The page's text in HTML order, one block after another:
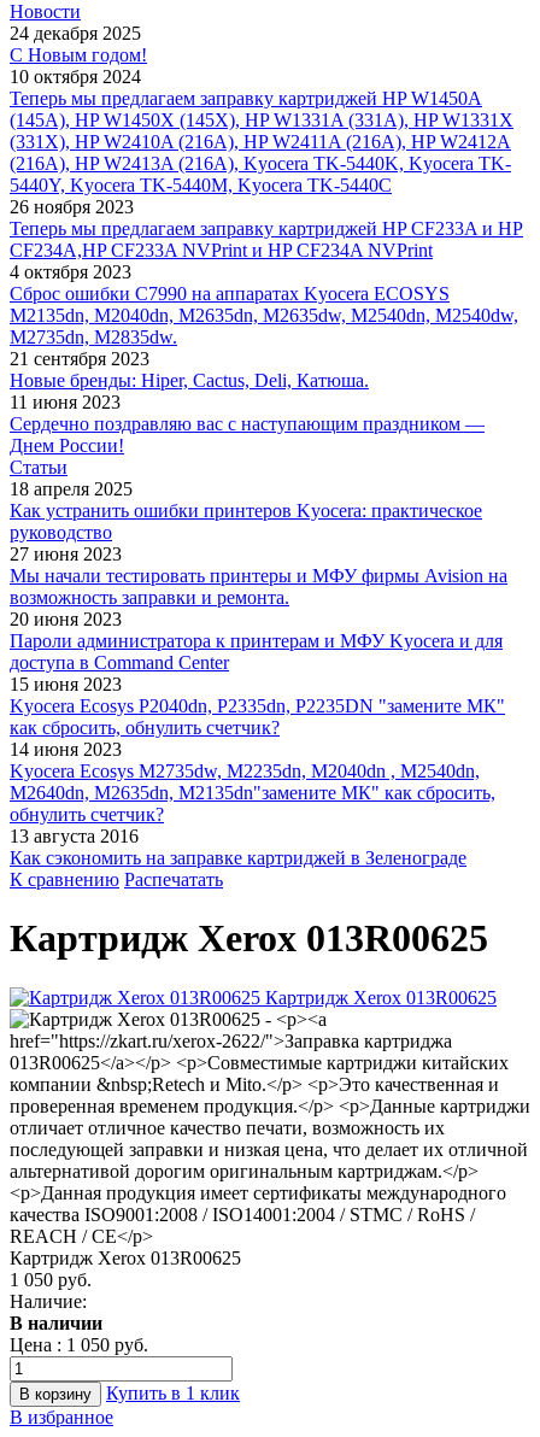
Новости
24 декабря 2025
С Новым годом!
10 октября 2024
Теперь мы предлагаем заправку картриджей HP W1450A
(145A), HP W1450X (145X), HP W1331A (331A), HP W1331X
(331X), HP W2410A (216A), HP W2411A (216A), HP W2412A
(216A), HP W2413A (216A), Kyocera TK-5440K, Kyocera TK-
5440Y, Kyocera TK-5440M, Kyocera TK-5440C
26 ноября 2023
Теперь мы предлагаем заправку картриджей HP CF233A и HP
CF234A,HP CF233A NVPrint и HP CF234A NVPrint
4 октября 2023
Сброс ошибки С7990 на аппаратах Kyocera ECOSYS
M2135dn, M2040dn, M2635dn, M2635dw, M2540dn, M2540dw,
M2735dn, M2835dw.
21 сентября 2023
Новые бренды: Hiper, Cactus, Deli, Катюша.
11 июня 2023
Сердечно поздравляю вас с наступающим праздником —
Днем России!
Статьи
18 апреля 2025
Как устранить ошибки принтеров Kyocera: практическое
руководство
27 июня 2023
Мы начали тестировать принтеры и МФУ фирмы Avision на
возможность заправки и ремонта.
20 июня 2023
Пароли администратора к принтерам и МФУ Kyocera и для
доступа в Command Center
15 июня 2023
Kyocera Ecosys P2040dn, P2335dn, P2235DN "замените МК"
как сбросить, обнулить счетчик?
14 июня 2023
Kyocera Ecosys M2735dw, M2235dn, M2040dn , M2540dn,
M2640dn, M2635dn, M2135dn"замените МК" как сбросить,
обнулить счетчик?
13 августа 2016
Как сэкономить на заправке картриджей в Зеленограде
К сравнению Распечатать
Картридж Xerox 013R00625
Картридж Xerox 013R00625
1 050 руб.
Наличие:
В наличии
Цена : 1 050 руб.
Купить в 1 клик
В избранное